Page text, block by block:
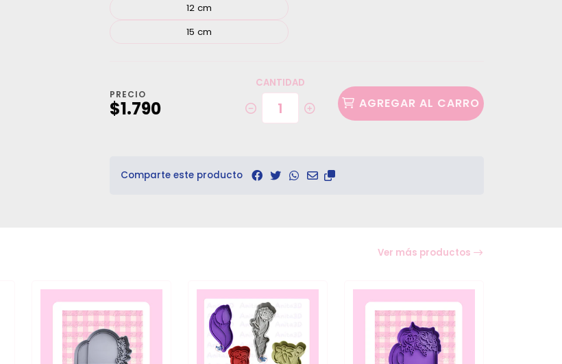
12 cm
15 cm
PRECIO
$1.790
CANTIDAD
AGREGAR AL CARRO
Comparte este producto
Ver más productos